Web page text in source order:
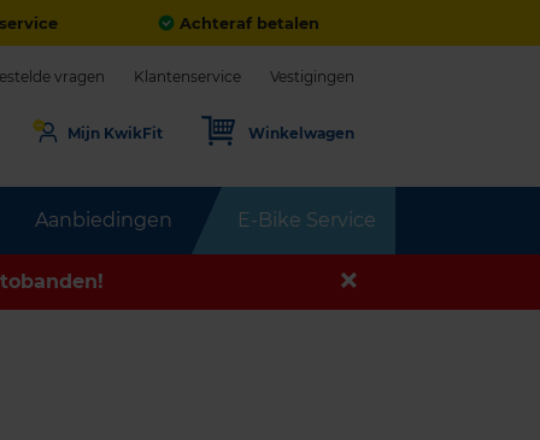
Achteraf betalen
Aanbiedingen E-Bike Service
vragen Klantenservice Vestigingen
Mijn KwikFit Winkelwagen